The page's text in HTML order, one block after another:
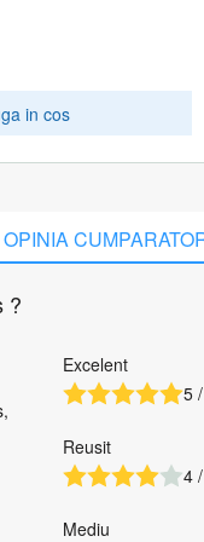
in cos
OPINIA
?
Excelent
5
Reusit
4
Mediu